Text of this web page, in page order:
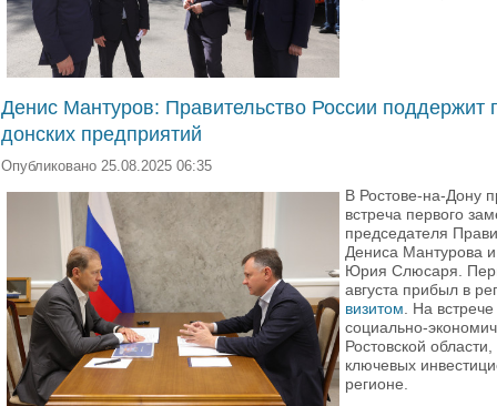
Денис Мантуров: Правительство России поддержит
донских предприятий
Опубликовано 25.08.2025 06:35
В Ростове-на-Дону
встреча первого
председателя
Дениса Мантурова
Юрия Слюсаря.
августа прибыл в
визитом . На
социально-
Ростовской
ключевых
регионе.